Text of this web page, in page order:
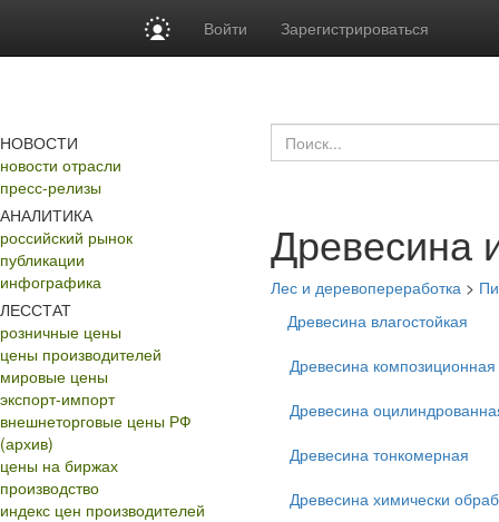
Войти Зарегистрироваться
НОВОСТИ
новости отрасли
пресс-релизы
АНАЛИТИКА
российский рынок
публикации
инфографика
ЛЕССТАТ
розничные цены
цены производителей
мировые цены
экспорт-импорт
внешнеторговые цены РФ
(архив)
цены на биржах
производство
индекс цен производителей
Древесина
Лес и деревопереработка >
Древесина влагостойкая
Древесина композиционная
Древесина
Древесина тонкомерная
Древесина химически